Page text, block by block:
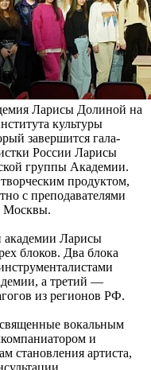
Ларисы Долиной на
культуры
завершится гала-
России Ларисы
группы Академии.
продуктом,
с преподавателями
Москвы.
Ларисы
блоков. Два блока
а третий —
из регионов РФ.
вокальным
и
становления артиста,